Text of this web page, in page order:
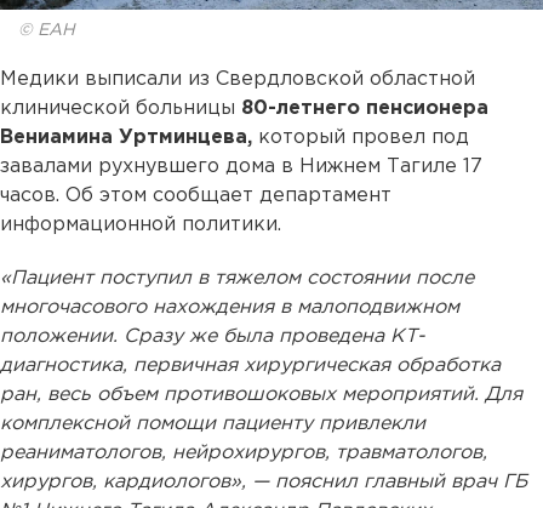
© ЕАН
Медики выписали из Свердловской областной
клинической больницы 80-летнего пенсионера
Вениамина Уртминцева, который провел под
завалами рухнувшего дома в Нижнем Тагиле 17
часов. Об этом сообщает департамент
информационной политики.
«Пациент поступил в тяжелом состоянии после
многочасового нахождения в малоподвижном
положении. Сразу же была проведена КТ-
диагностика, первичная хирургическая обработка
ран, весь объем противошоковых мероприятий. Для
комплексной помощи пациенту привлекли
реаниматологов, нейрохирургов, травматологов,
хирургов, кардиологов», — пояснил главный врач ГБ